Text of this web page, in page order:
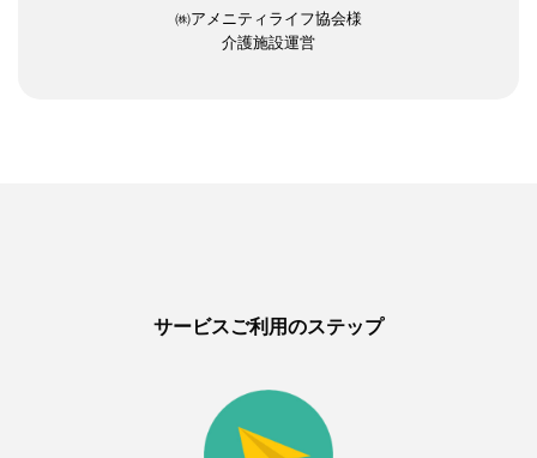
㈱アメニティライフ協会様
介護施設運営
サービスご利用のステップ